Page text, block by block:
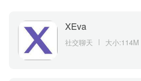
XEva
社交聊天 大小:114M